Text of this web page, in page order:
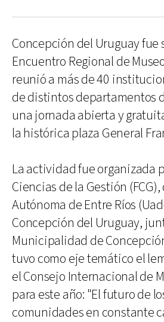
Concepción del Uruguay fue
Encuentro Regional de
reunió a más de 40
de distintos departamentos
una jornada abierta y
la histórica plaza General
La actividad fue organizada
Ciencias de la Gestión
Autónoma de Entre Ríos
Concepción del Uruguay,
Municipalidad de
tuvo como eje temático el
el Consejo Internacional de
para este año: "El futuro de
comunidades en constante